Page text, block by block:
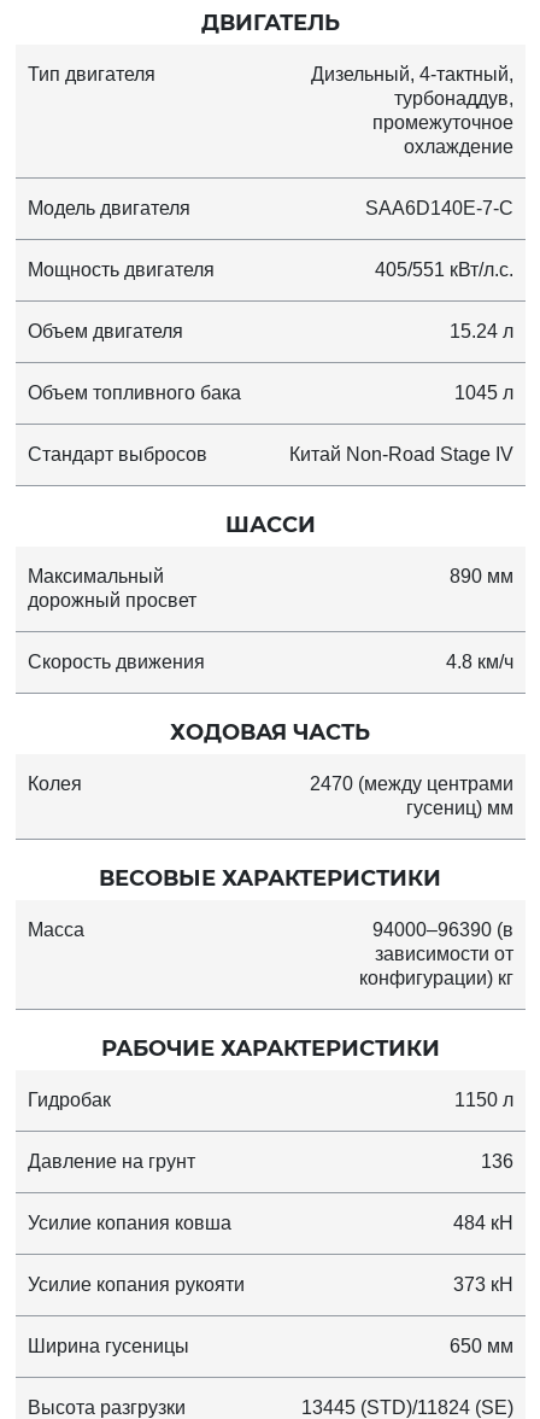
ДВИГАТЕЛЬ
Тип двигателя
Дизельный, 4-тактный,
турбонаддув,
промежуточное
охлаждение
Модель двигателя SAA6D140E-7-C
Мощность двигателя 405/551 кВт/л.с.
Объем двигателя 15.24 л
Объем топливного бака 1045 л
Стандарт выбросов Китай Non-Road Stage IV
ШАССИ
Максимальный
дорожный просвет
890 мм
Скорость движения 4.8 км/ч
ХОДОВАЯ ЧАСТЬ
Колея
2470 (между центрами
гусениц) мм
ВЕСОВЫЕ ХАРАКТЕРИСТИКИ
Масса
94000–96390 (в
зависимости от
конфигурации) кг
РАБОЧИЕ ХАРАКТЕРИСТИКИ
Гидробак 1150 л
Давление на грунт 136
Усилие копания ковша 484 кН
Усилие копания рукояти 373 кН
Ширина гусеницы 650 мм
Высота разгрузки
13445 (STD)/11824 (SE)